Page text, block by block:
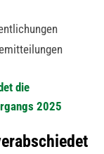
die
2025